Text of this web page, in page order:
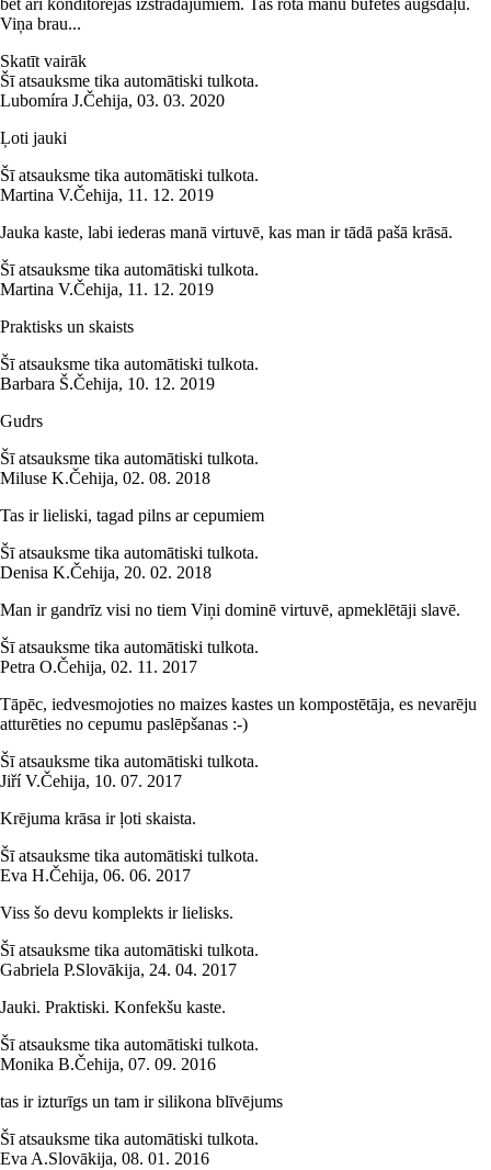
bet arī konditorejas izstrādājumiem. Tas rotā manu bufetes augšdaļu.
Viņa brau...
Skatīt vairāk
Šī atsauksme tika automātiski tulkota.
Lubomíra J.Čehija, 03. 03. 2020
Ļoti jauki
Šī atsauksme tika automātiski tulkota.
Martina V.Čehija, 11. 12. 2019
Jauka kaste, labi iederas manā virtuvē, kas man ir tādā pašā krāsā.
Šī atsauksme tika automātiski tulkota.
Martina V.Čehija, 11. 12. 2019
Praktisks un skaists
Šī atsauksme tika automātiski tulkota.
Barbara Š.Čehija, 10. 12. 2019
Gudrs
Šī atsauksme tika automātiski tulkota.
Miluse K.Čehija, 02. 08. 2018
Tas ir lieliski, tagad pilns ar cepumiem
Šī atsauksme tika automātiski tulkota.
Denisa K.Čehija, 20. 02. 2018
Man ir gandrīz visi no tiem Viņi dominē virtuvē, apmeklētāji slavē.
Šī atsauksme tika automātiski tulkota.
Petra O.Čehija, 02. 11. 2017
Tāpēc, iedvesmojoties no maizes kastes un kompostētāja, es nevarēju
atturēties no cepumu paslēpšanas :-)
Šī atsauksme tika automātiski tulkota.
Jiří V.Čehija, 10. 07. 2017
Krējuma krāsa ir ļoti skaista.
Šī atsauksme tika automātiski tulkota.
Eva H.Čehija, 06. 06. 2017
Viss šo devu komplekts ir lielisks.
Šī atsauksme tika automātiski tulkota.
Gabriela P.Slovākija, 24. 04. 2017
Jauki. Praktiski. Konfekšu kaste.
Šī atsauksme tika automātiski tulkota.
Monika B.Čehija, 07. 09. 2016
tas ir izturīgs un tam ir silikona blīvējums
Šī atsauksme tika automātiski tulkota.
Eva A.Slovākija, 08. 01. 2016